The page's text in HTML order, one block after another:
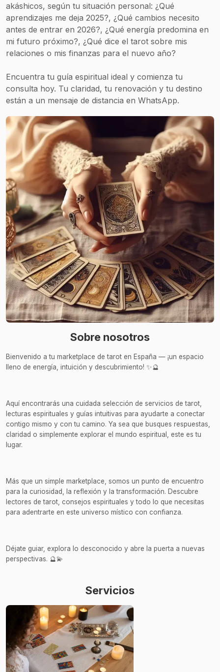
akáshicos, según tu situación personal: ¿Qué
aprendizajes me deja 2025?, ¿Qué cambios necesito
antes de entrar en 2026?, ¿Qué energía predomina en
mi futuro próximo?, ¿Qué dice el tarot sobre mis
relaciones o mis finanzas para el nuevo año?
Encuentra tu guía espiritual ideal y comienza tu
consulta hoy. Tu claridad, tu renovación y tu destino
están a un mensaje de distancia en WhatsApp.
Sobre nosotros
Bienvenido a tu marketplace de tarot en España — ¡un espacio
lleno de energía, intuición y descubrimiento! ✨🔮
Aquí encontrarás una cuidada selección de servicios de tarot,
lecturas espirituales y guías intuitivas para ayudarte a conectar
contigo mismo y con tu camino. Ya sea que busques respuestas,
claridad o simplemente explorar el mundo espiritual, este es tu
lugar.
Más que un simple marketplace, somos un punto de encuentro
para la curiosidad, la reflexión y la transformación. Descubre
lectores de tarot, consejos espirituales y todo lo que necesitas
para adentrarte en este universo místico con confianza.
Déjate guiar, explora lo desconocido y abre la puerta a nuevas
perspectivas. 🔮💫
Servicios